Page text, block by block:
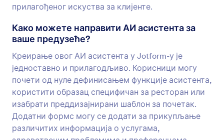
прилагођеног искуства за клијенте.
Како можете направити АИ асистента за
ваше предузеће?
Креирање овог АИ асистента у Jotform-у је
једноставно и прилагодљиво. Корисници могу
почети од нуле дефинисањем функције асистента,
користити образац специфичан за ресторан или
изабрати преддизајнирани шаблон за почетак.
Додатни формс могу се додати за прикупљање
различитих информација о услугама,